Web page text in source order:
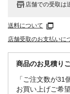
店舗での受取は
送料について
店舗受取のお支払いに
商品のお見積り
「ご注文数が
お買い上げご希